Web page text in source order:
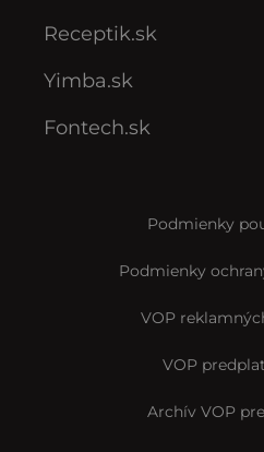
Receptik.sk
Yimba.sk
Fontech.sk
Podmienky
Podmienky
VOP
VOP
Archív VOP